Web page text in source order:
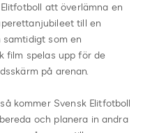
att överlämna en
till en
som en
film spelas upp för de
på arenan.
kommer Svensk Elitfotboll
och planera in andra